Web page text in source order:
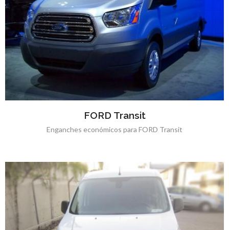
FORD Transit
Enganches económicos para FORD Transit